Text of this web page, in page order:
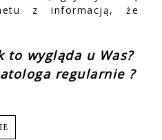
z informacją, że
to wygląda u Was?
regularnie ?